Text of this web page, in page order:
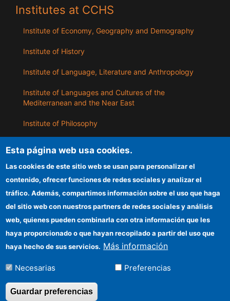
Institutes at CCHS
Institute of Economy, Geography and Demography
Institute of History
Institute of Language, Literature and Anthropology
Institute of Languages ​​and Cultures of the
Mediterranean and the Near East
Institute of Philosophy
ILLA
Information for providers
Funding entities
Location
Esta página web usa cookies.
Las cookies de este sitio web se usan para personalizar el
contenido, ofrecer funciones de redes sociales y analizar el
tráfico. Además, compartimos información sobre el uso que haga
del sitio web con nuestros partners de redes sociales y análisis
web, quienes pueden combinarla con otra información que les
haya proporcionado o que hayan recopilado a partir del uso que
haya hecho de sus servicios. Más información
Necesarias Preferencias
Guardar preferencias